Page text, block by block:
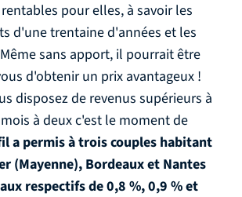
pour elles, à savoir les
d'une trentaine d'années et les
sans apport, il pourrait être
d'obtenir un prix avantageux !
disposez de revenus supérieurs à
à deux c'est le moment de
a permis à trois couples habitant
(Mayenne), Bordeaux et Nantes
respectifs de 0,8 %, 0,9 % et